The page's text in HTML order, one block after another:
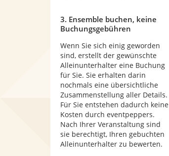
3. Ensemble buchen, keine
Buchungsgebühren
Wenn Sie sich einig geworden
sind, erstellt der gewünschte
Alleinunterhalter eine Buchung
für Sie. Sie erhalten darin
nochmals eine übersichtliche
Zusammenstellung aller Details.
Für Sie entstehen dadurch keine
Kosten durch eventpeppers.
Nach Ihrer Veranstaltung sind
sie berechtigt, Ihren gebuchten
Alleinunterhalter zu bewerten.